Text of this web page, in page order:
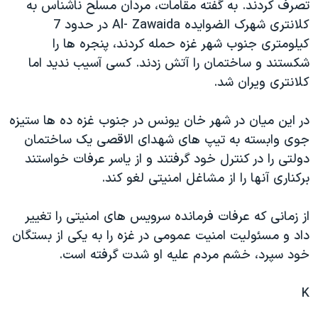
فرهنگ و زندگی
حقوق شهروندی
اقتصادی
علم و فناوری
اسرائیل در جنگ
گالری عکس
آرشیو پخش زنده
مستندها
انتخابات ریاست جمهوری آمریکا ۲۰۲۴
حمله جمهوری اسلامی به اسرائیل
رمز مهسا
ورزش زنان در ایران
اعتراضات زن، زندگی، آزادی
مجموعه مستندهای دادخواهی
دادگاه حمید نوری
چهل سال گروگان‌گیری
دنبال کنید
زبانهای مختلف
تصرف کردند. به گفته مقامات، مردان مسلح ناشناس به
کلانتری شهرک الضوايده Al- Zawaida در حدود 7
کيلومتری جنوب شهر غزه حمله کردند، پنجره ها را
شکستند و ساختمان را آتش زدند. کسی آسيب نديد اما
کلانتری ويران شد.
در اين ميان در شهر خان يونس در جنوب غزه ده ها ستيزه
جوی وابسته به تيپ های شهدای الاقصی يک ساختمان
دولتی را در کنترل خود گرفتند و از ياسر عرفات خواستند
برکناری آنها را از مشاغل امنيتی لغو کند.
از زمانی که عرفات فرمانده سرويس های امنيتی را تغيير
داد و مسئوليت امنيت عمومی در غزه را به يکی از بستگان
خود سپرد، خشم مردم عليه او شدت گرفته است.
K